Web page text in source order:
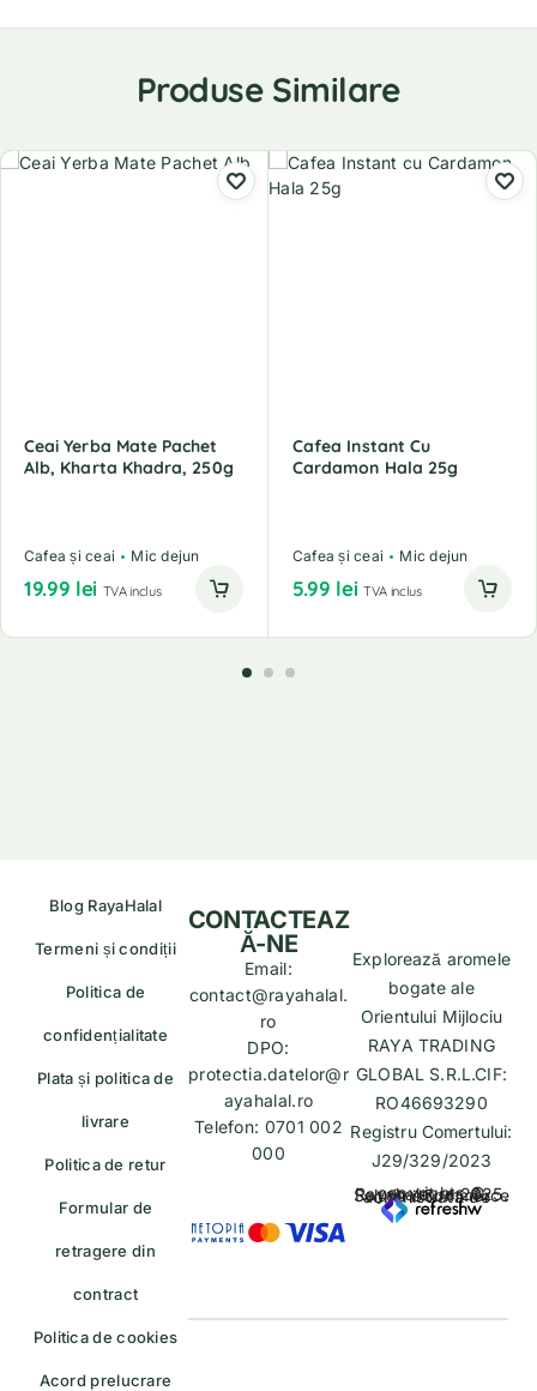
Produse Similare
Ceai Yerba Mate Pachet
Alb, Kharta Khadra, 250g
Cafea și ceai Mic dejun
19.99 lei TVA inclus
Cafea Instant Cu
Cardamon Hala 25g
Cafea și ceai Mic dejun
5.99 lei TVA inclus
Blog RayaHalal
Termeni și condiții
Politica de
confidențialitate
Plata și politica de
livrare
Politica de retur
Formular de
retragere din
contract
Politica de cookies
Acord prelucrare
Explorează aromele
bogate ale
Orientului Mijlociu
RAYA TRADING
GLOBAL S.R.L.CIF:
RO46693290
Registru Comertului:
J29/329/2023
copyrights © Rayahalal.ro 2025. Soluție eCommerce administrată de
CONTACTEAZ
Ă-NE
Email:
contact@rayahalal.
ro
DPO:
protectia.datelor@r
ayahalal.ro
Telefon: 0701 002
000